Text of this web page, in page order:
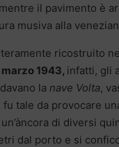
il pavimento è
musiva alla
ricostruito
marzo 1943, infatti, gli
la nave Volta,
fu tale da provocare
di diversi
dal porto e si